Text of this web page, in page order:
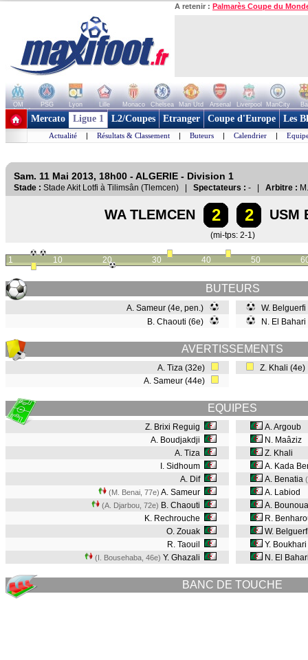
A retenir : Palmarès Coupe du
OM PSG Lyon Lille Monaco Chelsea Man Utd Arsenal Liverpool ManCity
+ de clubs
Mercato Ligue 1 L2/Coupes Etranger Coupe d'Europe Les
Actualité | Résultats & Classement | Buteurs | Calendrier |
Sam. 11 Mai 2013, 18h00 - ALGERIE - Division 1
Stade : Stade Akit Lotfi à Tilimsân (Tlemcen) | Spectateurs : - | Arbitre :
WA TLEMCEN 2 2 USM
(mi-tps: 2-1)
1 10 20 30 40 50
BUTEURS
A. Sameur (4e, pen.)
B. Chaouti (6e)
W.
N. El
AVERTISSEMENTS
A. Tiza (32e)
A. Sameur (44e)
Z. Khali
EQUIPES
Z. Brixi Reguig
A. Boudjakdji
A. Tiza
I. Sidhoum
A. Dif
(M. Benai, 77e) A. Sameur
(A. Djarbou, 72e) B. Chaouti
K. Rechrouche
O. Zouak
R. Taouil
(I. Bousehaba, 46e) Y. Ghazali
A. Argoub
N. Maâziz
Z. Khali
A. Kada
A. Benatia
A. Labiod
A. Bounoua
R.
W.
Y. Boukhari
N. El
BANC DE TOUCHE